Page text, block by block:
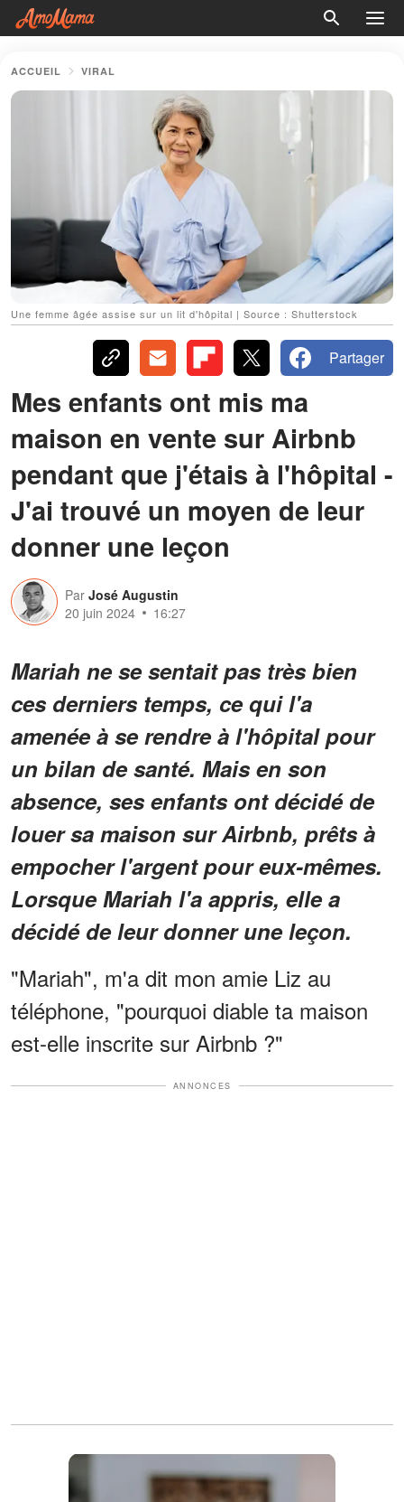
ACCUEIL VIRAL
Une femme âgée assise sur un lit d'hôpital | Source : Shutterstock
Partager
Mes enfants ont mis ma
maison en vente sur Airbnb
pendant que j'étais à l'hôpital -
J'ai trouvé un moyen de leur
donner une leçon
Par José Augustin
20 juin 2024
16:27
Mariah ne se sentait pas très bien
ces derniers temps, ce qui l'a
amenée à se rendre à l'hôpital pour
un bilan de santé. Mais en son
absence, ses enfants ont décidé de
louer sa maison sur Airbnb, prêts à
empocher l'argent pour eux-mêmes.
Lorsque Mariah l'a appris, elle a
décidé de leur donner une leçon.
"Mariah", m'a dit mon amie Liz au
téléphone, "pourquoi diable ta maison
est-elle inscrite sur Airbnb ?"
ANNONCES